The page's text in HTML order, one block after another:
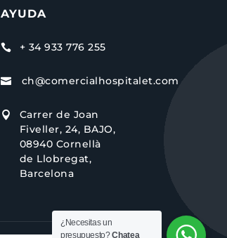
AYUDA
 + 34 933 776 255
 ch@comercialhospitalet.com

Carrer de Joan
Fiveller, 24, BAJO,
08940 Cornellà
de Llobregat,
Barcelona
¿Necesitas un
presupuesto?Chatea